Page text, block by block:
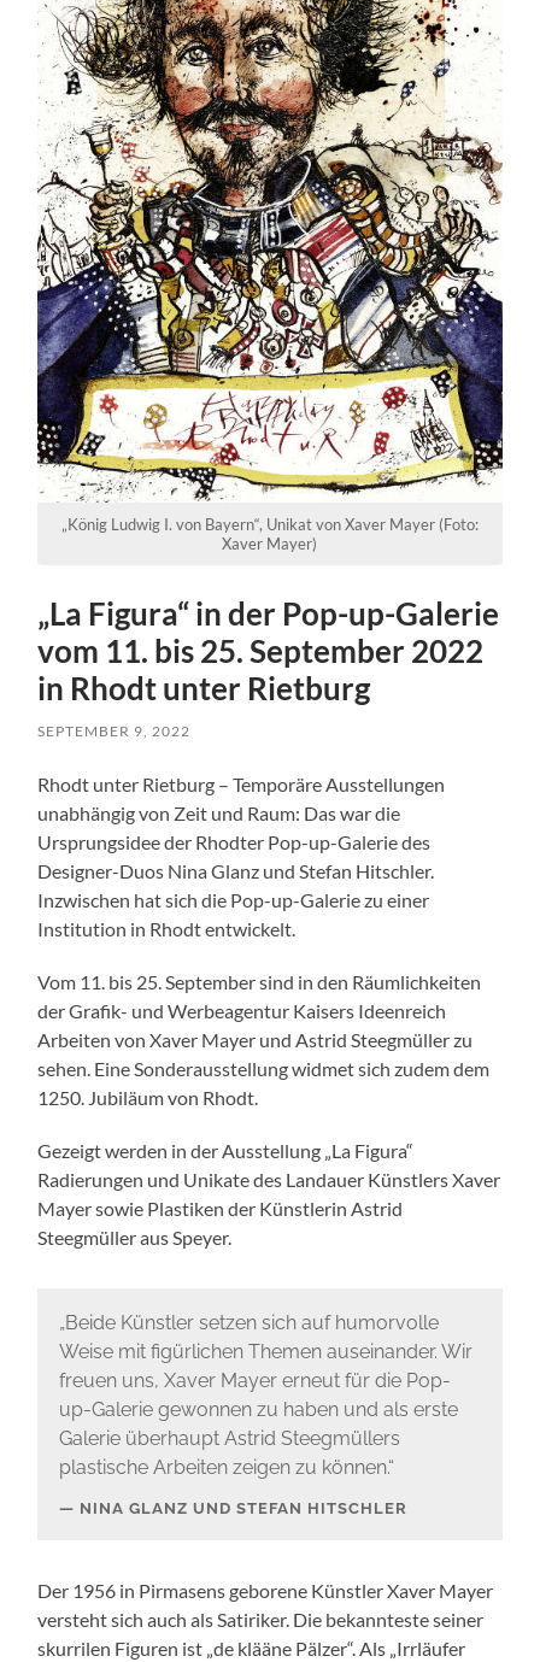
„König Ludwig I. von Bayern“, Unikat von Xaver Mayer (Foto:
Xaver Mayer)
„La Figura“ in der Pop-up-Galerie
vom 11. bis 25. September 2022
in Rhodt unter Rietburg
SEPTEMBER 9, 2022
Rhodt unter Rietburg – Temporäre Ausstellungen
unabhängig von Zeit und Raum: Das war die
Ursprungsidee der Rhodter Pop-up-Galerie des
Designer-Duos Nina Glanz und Stefan Hitschler.
Inzwischen hat sich die Pop-up-Galerie zu einer
Institution in Rhodt entwickelt.
Vom 11. bis 25. September sind in den Räumlichkeiten
der Grafik- und Werbeagentur Kaisers Ideenreich
Arbeiten von Xaver Mayer und Astrid Steegmüller zu
sehen. Eine Sonderausstellung widmet sich zudem dem
1250. Jubiläum von Rhodt.
Gezeigt werden in der Ausstellung „La Figura“
Radierungen und Unikate des Landauer Künstlers Xaver
Mayer sowie Plastiken der Künstlerin Astrid
Steegmüller aus Speyer.
„Beide Künstler setzen sich auf humorvolle
Weise mit figürlichen Themen auseinander. Wir
freuen uns, Xaver Mayer erneut für die Pop-
up-Galerie gewonnen zu haben und als erste
Galerie überhaupt Astrid Steegmüllers
plastische Arbeiten zeigen zu können.“
NINA GLANZ UND STEFAN HITSCHLER
Der 1956 in Pirmasens geborene Künstler Xaver Mayer
versteht sich auch als Satiriker. Die bekannteste seiner
skurrilen Figuren ist „de klääne Pälzer“. Als „Irrläufer